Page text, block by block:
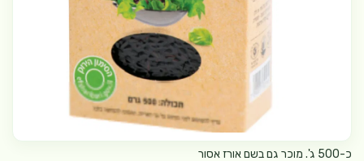
כ-500 ג'. מוכר גם בשם אורז אסור